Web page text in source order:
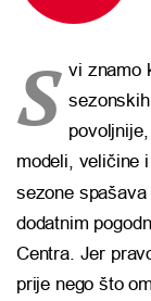
S vi znamo
modeli, veličine
sezone spašava
dodatnim
Centra. Jer
prije nego što